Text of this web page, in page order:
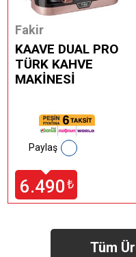
Fakir
KAAVE DUAL PRO
TÜRK KAHVE
MAKİNESİ
6.490 ₺
Paylaş
Tüm